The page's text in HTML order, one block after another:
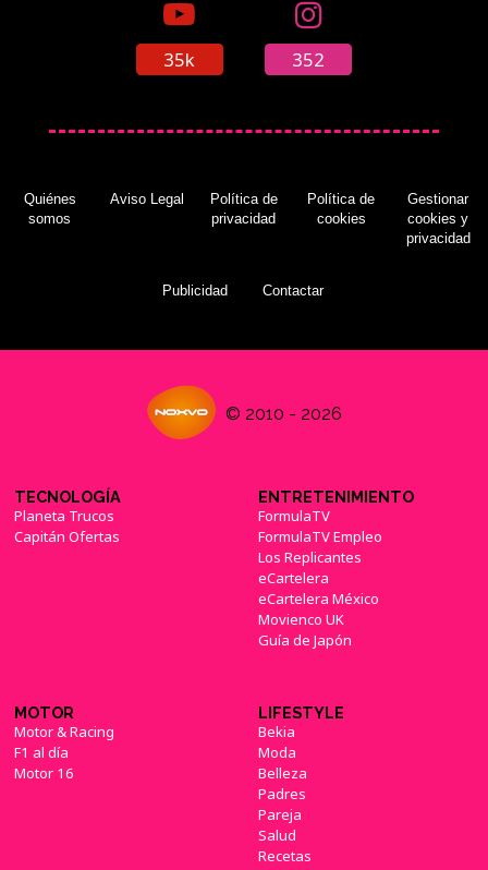
35k 352
Quiénes
somos
Aviso Legal
Política de
privacidad
Política de
cookies
Gestionar
cookies y
privacidad
Publicidad Contactar
© 2010 - 2026
TECNOLOGÍA
Planeta Trucos
Capitán Ofertas
ENTRETENIMIENTO
FormulaTV
FormulaTV Empleo
Los Replicantes
eCartelera
eCartelera México
Movienco UK
Guía de Japón
MOTOR
Motor & Racing
F1 al día
Motor 16
LIFESTYLE
Bekia
Moda
Belleza
Padres
Pareja
Salud
Recetas